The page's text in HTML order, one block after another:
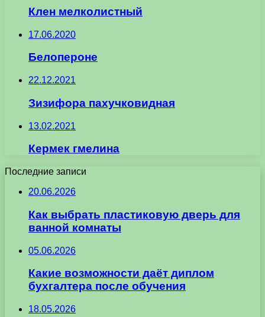
Клен мелколистный
17.06.2020
Белопероне
22.12.2021
Зизифора пахучковидная
13.02.2021
Кермек гмелина
Последние записи
20.06.2026
Как выбрать пластиковую дверь для
ванной комнаты
05.06.2026
Какие возможности даёт диплом
бухгалтера после обучения
18.05.2026